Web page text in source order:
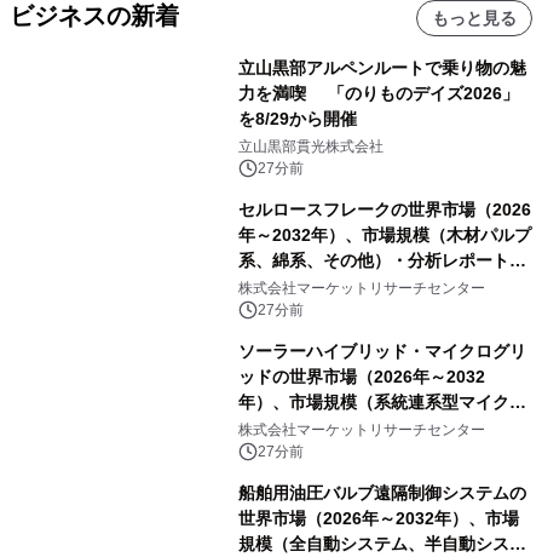
ビジネスの新着 もっと見る
立山黒部アルペンルートで乗り物の魅
力を満喫 「のりものデイズ2026」
を8/29から開催
立山黒部貫光株式会社
27分前
セルロースフレークの世界市場（2026
年～2032年）、市場規模（木材パルプ
系、綿系、その他）・分析レポートを
発表
株式会社マーケットリサーチセンター
27分前
ソーラーハイブリッド・マイクログリ
ッドの世界市場（2026年～2032
年）、市場規模（系統連系型マイクロ
グリッド、独立型マイクログリッ
ド）・分析レポートを発表
株式会社マーケットリサーチセンター
27分前
船舶用油圧バルブ遠隔制御システムの
世界市場（2026年～2032年）、市場
規模（全自動システム、半自動システ